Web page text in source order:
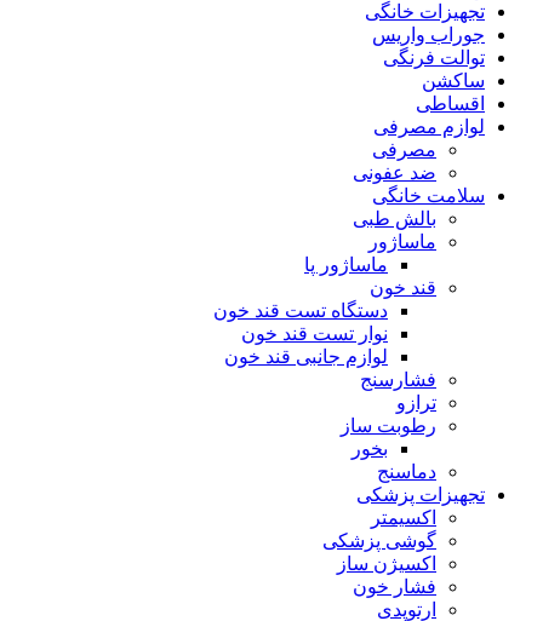
تجهیزات خانگی
جوراب واریس
توالت فرنگی
ساکشن
اقساطی
لوازم مصرفی
مصرفی
ضد عفونی
سلامت خانگی
بالش طبی
ماساژور
ماساژور پا
قند خون
دستگاه تست قند خون
نوار تست قند خون
لوازم جانبی قند خون
فشارسنج
ترازو
رطوبت ساز
بخور
دماسنج
تجهیزات پزشکی
اکسیمتر
گوشی پزشکی
اکسیژن ساز
فشار خون
ارتوپدی